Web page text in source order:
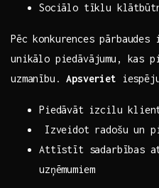
Sociālo tīklu
Pēc konkurences
unikālo piedāvājumu, kas
uzmanību.Apsveriet
Piedāvāt⁤ izcilu
Izveidot radošu un
Attīstīt sadarbības⁢
uzņēmumiem